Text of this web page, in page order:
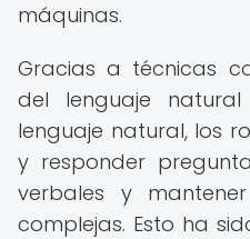
máquinas.
Gracias a técnicas
del lenguaje
lenguaje natural, los
y responder
verbales y
complejas. Esto ha